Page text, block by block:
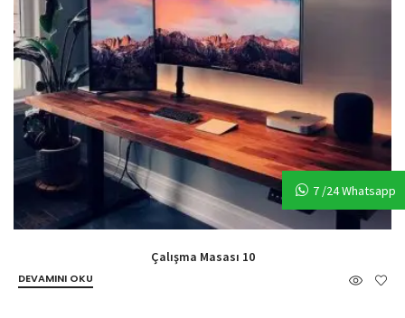
Çalışma Masası 10
DEVAMINI OKU
7 /24 Whatsapp